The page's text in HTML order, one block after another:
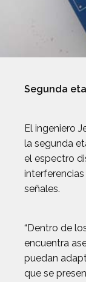
Segunda
El ingeniero
la segunda
el espectro
señales.
“Dentro de
encuentra
puedan
que se